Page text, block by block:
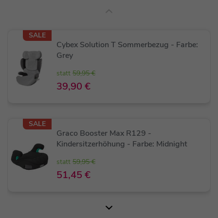
meine Rückenlehne den Konturen des
Fahrzeugsitzes an und bietet zusätzliche Stabilität.
Ein Kisseneinsatz sorgt für optimale Unterstützung
des Beckenbereichs. Ich habe sechseckig geformte
fördern. So leite ich Wärme schnell ab, um einen
angenehm kühlen Sitzkomfort zu gewährleisten.
SALE
Cybex Solution T Sommerbezug - Farbe:
Grey
statt 59,95 €
39,90 €
SALE
Graco Booster Max R129 -
Kindersitzerhöhung - Farbe: Midnight
statt 59,95 €
51,45 €